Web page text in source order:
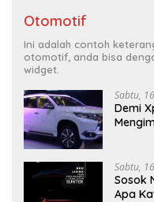
Otomotif
Ini adalah contoh
otomotif, anda bisa
widget.
Sabtu,
Demi
Sabtu,
Sosok
Apa